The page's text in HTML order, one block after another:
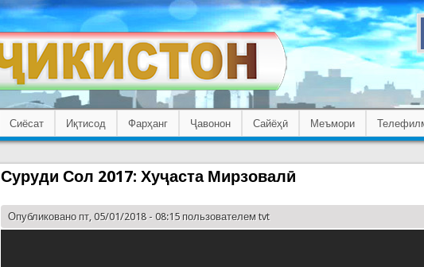
Сиёсат Иқтисод Фарҳанг Ҷавонон Сайёҳӣ Меъмори
Суруди Сол 2017: Хуҷаста Мирзовалӣ
Опубликовано пт, 05/01/2018 - 08:15 пользователемtvt